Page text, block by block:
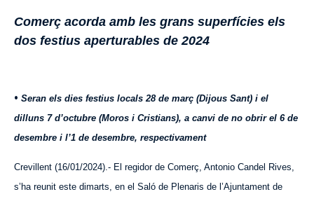
Comerç acorda amb les grans superfícies els
dos festius aperturables de 2024
• Seran els dies festius locals 28 de març (Dijous Sant) i el
dilluns 7 d’octubre (Moros i Cristians), a canvi de no obrir el 6 de
desembre i l’1 de desembre, respectivament
Crevillent (16/01/2024).- El regidor de Comerç, Antonio Candel Rives,
s’ha reunit este dimarts, en el Saló de Plenaris de l’Ajuntament de